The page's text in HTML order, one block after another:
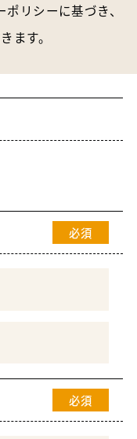
ポリシーに基づき、
ます。
必須
必須